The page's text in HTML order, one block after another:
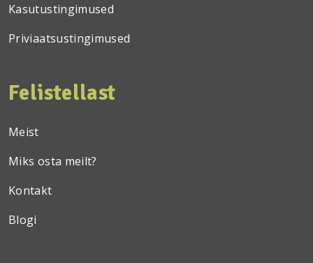
Kasutustingimused
Priviaatsustingimused
Felistellast
Meist
Miks osta meilt?
Kontakt
Blogi